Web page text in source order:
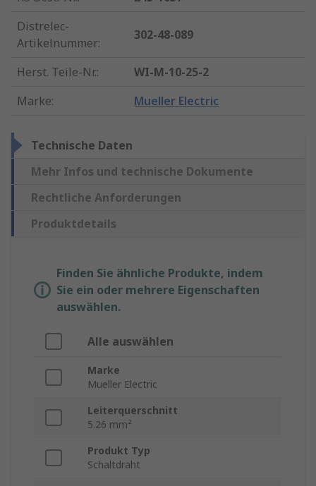
Distrelec-
Artikelnummer:
302-48-089
Herst. Teile-Nr.:
WI-M-10-25-2
Marke: Mueller Electric
Technische Daten
Mehr Infos und technische Dokumente
Rechtliche Anforderungen
Produktdetails
Finden Sie ähnliche Produkte, indem
Sie ein oder mehrere Eigenschaften
auswählen.
Alle auswählen
Marke
Mueller Electric
Leiterquerschnitt
5.26 mm²
Produkt Typ
Schaltdraht